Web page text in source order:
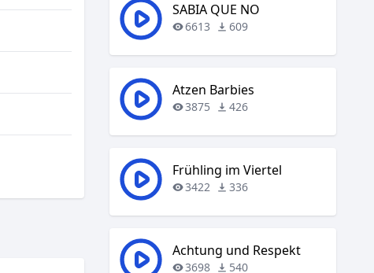
SABIA QUE NO
6613 609
Atzen Barbies
3875 426
Frühling im Viertel
3422 336
Achtung und Respekt
3698 540